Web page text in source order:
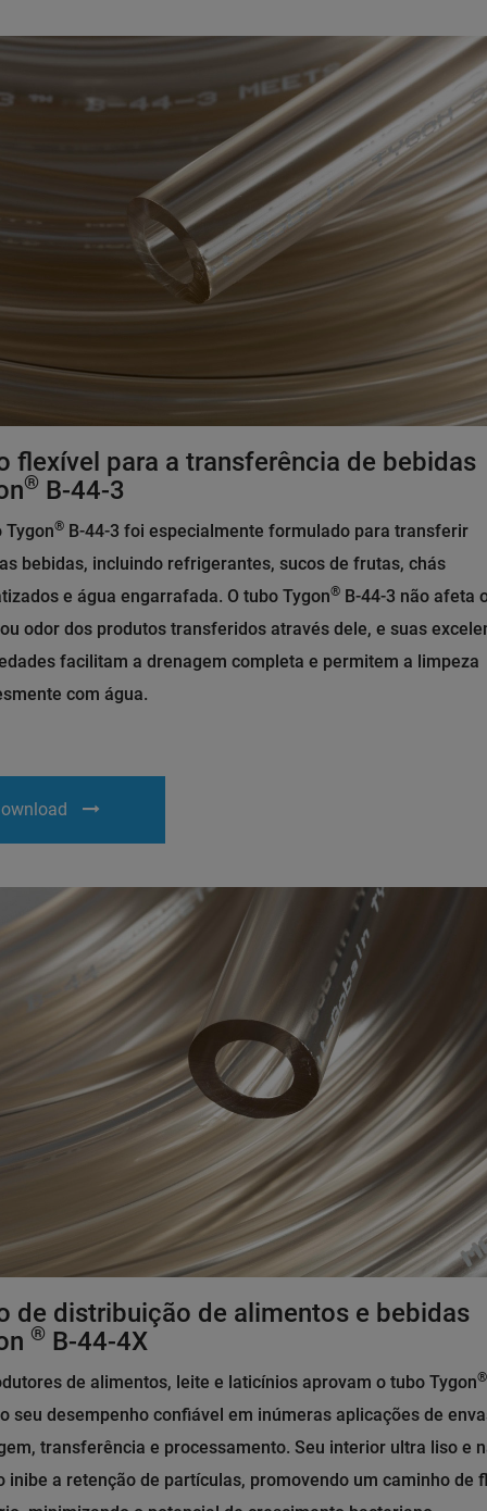
flexível para a transferência de bebidas
® B-44-3
Tygon® B-44-3 foi especialmente formulado para transferir
bebidas, incluindo refrigerantes, sucos de frutas, chás
e água engarrafada. O tubo Tygon® B-44-3 não afeta
odor dos produtos transferidos através dele, e suas
facilitam a drenagem completa e permitem a limpeza
com água.
de distribuição de alimentos e bebidas
® B-44-4X
de alimentos, leite e laticínios aprovam o tubo Tygon®
seu desempenho confiável em inúmeras aplicações de
transferência e processamento. Seu interior ultra liso e
inibe a retenção de partículas, promovendo um caminho de